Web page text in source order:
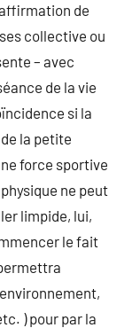
de
collective ou
– avec
de la vie
si la
la petite
force sportive
ne peut
limpide, lui,
le fait
) pour par la